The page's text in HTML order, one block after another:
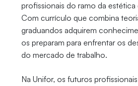
profissionais do ramo da
Com currículo que combina
graduandos adquirem
os preparam para enfrentar os
do mercado de trabalho.
Na Unifor, os futuros